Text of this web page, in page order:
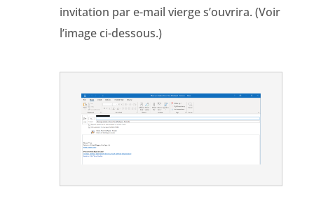
invitation par e-mail vierge s’ouvrira. (Voir
l’image ci-dessous.)